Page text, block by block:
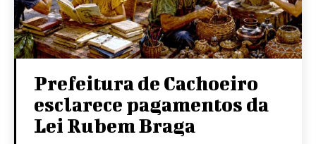
Prefeitura de Cachoeiro
esclarece pagamentos da
Lei Rubem Braga